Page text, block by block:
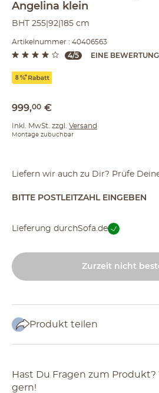
Angelina klein
BHT 255|92|185 cm
Artikelnummer : 40406563
4/5
EINE BEWERTUNG
999,00 €
Inkl. MwSt. zzgl. Versand
Montage zubuchbar
Liefern wir auch zu Dir? Prüfe
BITTE POSTLEITZAHL EINGEBEN
Lieferung durchSofa.de
Zurzeit nicht
Produkt teilen
Hast Du Fragen zum
gern!